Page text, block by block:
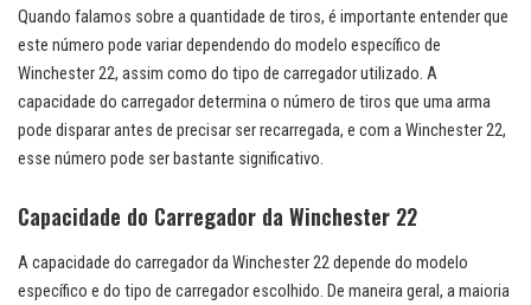
Quando falamos sobre a quantidade de tiros, é importante entender que
este número pode variar dependendo do modelo específico de
Winchester 22, assim como do tipo de carregador utilizado. A
capacidade do carregador determina o número de tiros que uma arma
pode disparar antes de precisar ser recarregada, e com a Winchester 22,
esse número pode ser bastante significativo.
Capacidade do Carregador da Winchester 22
A capacidade do carregador da Winchester 22 depende do modelo
específico e do tipo de carregador escolhido. De maneira geral, a maioria